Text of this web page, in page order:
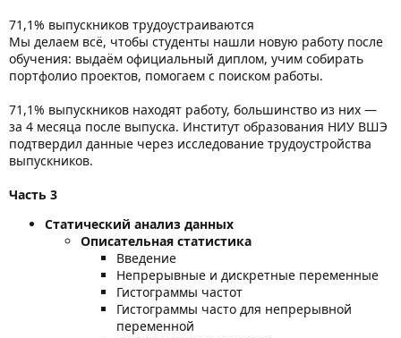
71,1% выпускников трудоустраиваются
Мы делаем всё, чтобы студенты нашли новую работу после
обучения: выдаём официальный диплом, учим собирать
портфолио проектов, помогаем с поиском работы.
71,1% выпускников находят работу, большинство из них —
за 4 месяца после выпуска. Институт образования НИУ ВШЭ
подтвердил данные через исследование трудоустройства
выпускников.
Часть 3
Статический анализ данных
Описательная статистика
Введение
Непрерывные и дискретные переменные
Гистограммы частот
Гистограммы часто для непрерывной
переменной